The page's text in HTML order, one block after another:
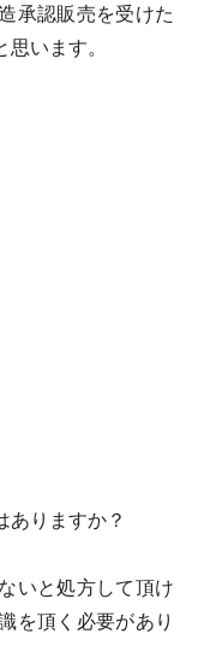
承認販売を受けた
います。
ありますか？
いと処方して頂け
を頂く必要があり